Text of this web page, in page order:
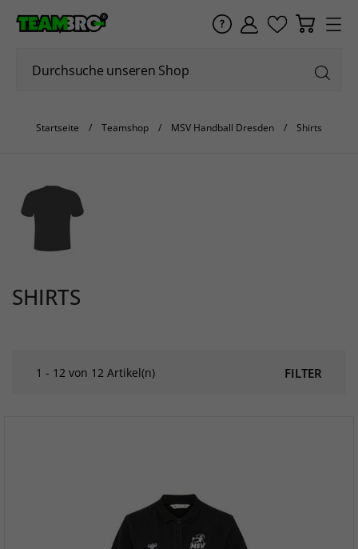
Startseite Teamshop MSV Handball Dresden Shirts
SHIRTS
FILTER
1 - 12 von 12 Artikel(n)